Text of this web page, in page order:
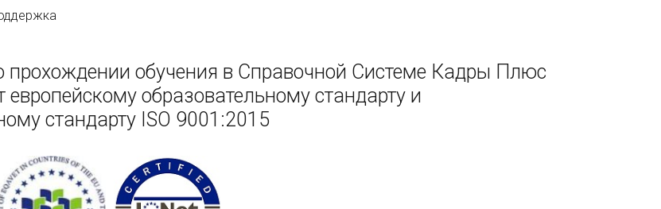
прохождении обучения в Справочной Системе Кадры Плюс
европейскому образовательному стандарту и
стандарту ISO 9001:2015